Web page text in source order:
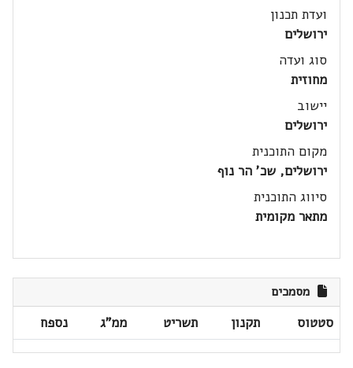
ועדת תכנון
ירושלים
סוג ועדה
מחוזית
יישוב
ירושלים
מקום התוכנית
ירושלים, שכ' הר נוף
סיווג התוכנית
מתאר מקומית
מסמכים
סטטוס תקנון תשריט ממ"ג נספח